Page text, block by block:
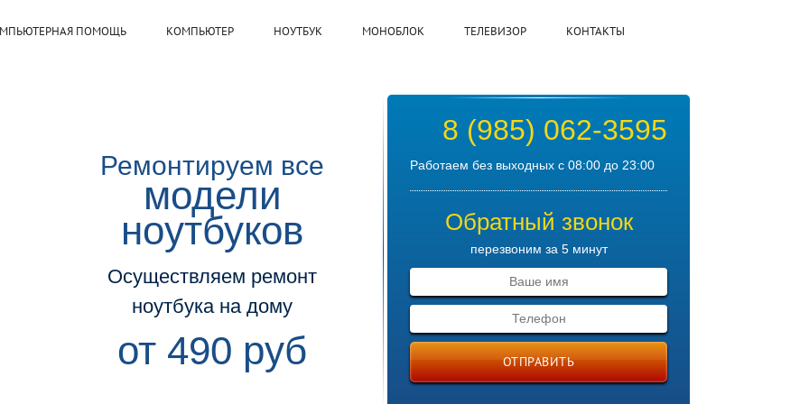
ПОМОЩЬ КОМПЬЮТЕР НОУТБУК МОНОБЛОК ТЕЛЕВИЗОР КОНТАКТЫ
8 (985) 062-3595
Работаем без выходных с 08:00 до 23:00
Обратный звонок
перезвоним за 5 минут
ОТПРАВИТЬ
Ремонтируем все
модели
ноутбуков
Осуществляем ремонт
ноутбука на дому
от 490 руб